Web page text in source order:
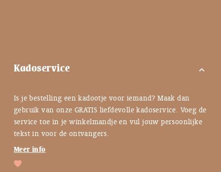
Kadoservice expand_more
Is je bestelling een kadootje voor iemand? Maak dan
gebruik van onze GRATIS liefdevolle kadoservice. Voeg de
service toe in je winkelmandje en vul jouw persoonlijke
tekst in voor de ontvangers.
Meer info